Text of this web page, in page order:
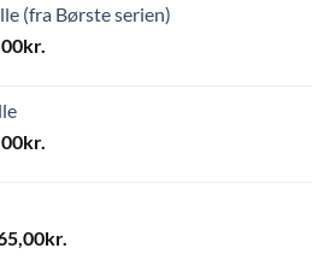
er:
(fra Børste serien)
kr.
50,00kr..
kr.
50,00kr..
kr.